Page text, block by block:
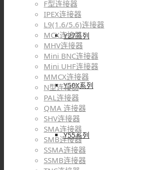
Y27系列
Y50X系列
Y55系列
F型连接器
IPEX连接器
L9(1.6/5.6)连接器
MCX连接器
MHV连接器
Mini BNC连接器
Mini UHF连接器
MMCX连接器
N型连接器
PAL连接器
QMA 连接器
SHV连接器
SMA连接器
SMB连接器
SSMA连接器
SSMB连接器